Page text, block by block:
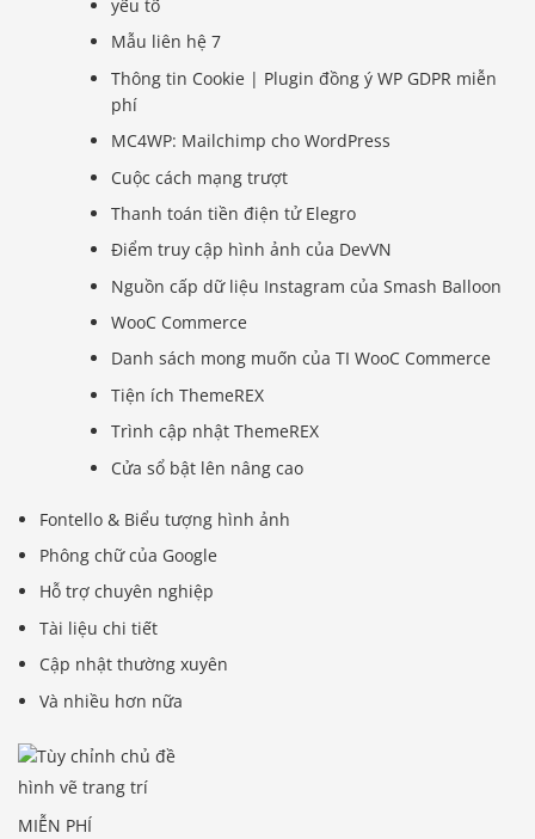
yếu tố
Mẫu liên hệ 7
Thông tin Cookie | Plugin đồng ý WP GDPR miễn
phí
MC4WP: Mailchimp cho WordPress
Cuộc cách mạng trượt
Thanh toán tiền điện tử Elegro
Điểm truy cập hình ảnh của DevVN
Nguồn cấp dữ liệu Instagram của Smash Balloon
WooC Commerce
Danh sách mong muốn của TI WooC Commerce
Tiện ích ThemeREX
Trình cập nhật ThemeREX
Cửa sổ bật lên nâng cao
Fontello & Biểu tượng hình ảnh
Phông chữ của Google
Hỗ trợ chuyên nghiệp
Tài liệu chi tiết
Cập nhật thường xuyên
Và nhiều hơn nữa
hình vẽ trang trí
MIỄN PHÍ